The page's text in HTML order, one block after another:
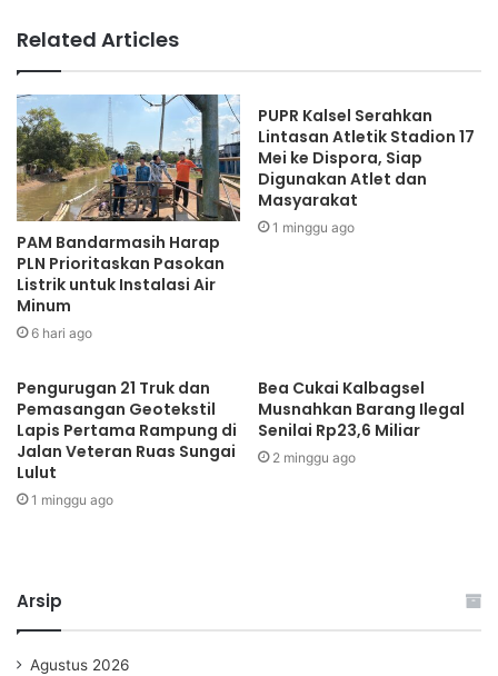
Related Articles
PAM Bandarmasih Harap
PLN Prioritaskan Pasokan
Listrik untuk Instalasi Air
Minum
6 hari ago
PUPR Kalsel Serahkan
Lintasan Atletik Stadion 17
Mei ke Dispora, Siap
Digunakan Atlet dan
Masyarakat
1 minggu ago
Pengurugan 21 Truk dan
Pemasangan Geotekstil
Lapis Pertama Rampung di
Jalan Veteran Ruas Sungai
Lulut
1 minggu ago
Bea Cukai Kalbagsel
Musnahkan Barang Ilegal
Senilai Rp23,6 Miliar
2 minggu ago
Arsip
Agustus 2026